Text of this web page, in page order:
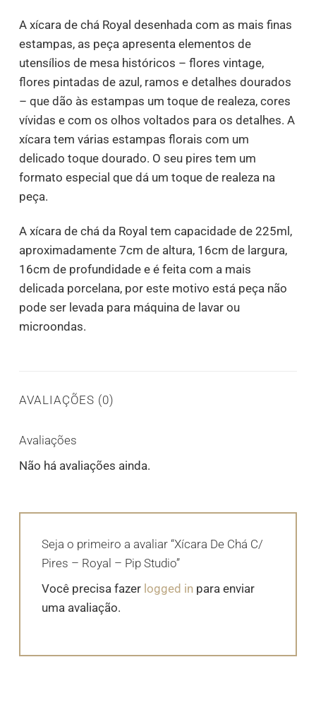
A xícara de chá Royal desenhada com as mais finas
estampas, as peça apresenta elementos de
utensílios de mesa históricos – flores vintage,
flores pintadas de azul, ramos e detalhes dourados
– que dão às estampas um toque de realeza, cores
vívidas e com os olhos voltados para os detalhes. A
xícara tem várias estampas florais com um
delicado toque dourado. O seu pires tem um
formato especial que dá um toque de realeza na
peça.
A xícara de chá da Royal tem capacidade de 225ml,
aproximadamente 7cm de altura, 16cm de largura,
16cm de profundidade e é feita com a mais
delicada porcelana, por este motivo está peça não
pode ser levada para máquina de lavar ou
microondas.
AVALIAÇÕES (0)
Avaliações
Não há avaliações ainda.
Seja o primeiro a avaliar “Xícara De Chá C/
Pires – Royal – Pip Studio”
Você precisa fazer logged in para enviar
uma avaliação.